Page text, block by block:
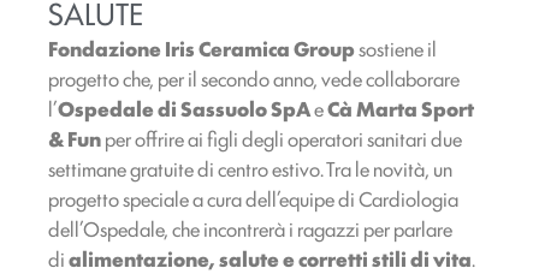
SALUTE
Fondazione Iris Ceramica Groupsostiene il
progetto che, per il secondo anno, vede collaborare
l’Ospedale di SassuoloSpAeCà MartaSport
& Funper offrire ai figli degli operatori sanitari due
settimane gratuite di centro estivo. Tra le novità, un
progetto speciale a cura dell’equipe di Cardiologia
dell’Ospedale, che incontrerà i ragazzi per parlare
dialimentazione, salute e corretti stili di vita.